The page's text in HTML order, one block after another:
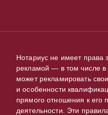
Нотариус не имеет права
рекламой — в том числе
может рекламировать
и особенности
прямого отношения к его
деятельности. Эти